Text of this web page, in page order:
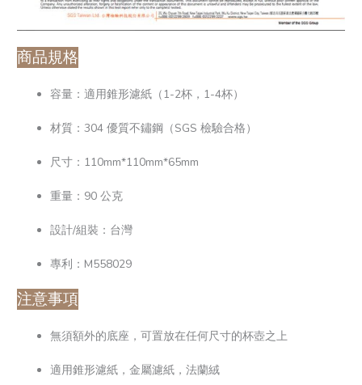
商品規格
容量：適用錐形濾紙（1-2杯，1-4杯）
材質：304 優質不鏽鋼（SGS 檢驗合格）
尺寸：110mm*110mm*65mm
重量：90 公克
設計/組裝：台灣
專利：M558029
注意事項
無須額外的底座，可置放在任何尺寸的杯壺之上
適用錐形濾紙，金屬濾紙，法蘭絨